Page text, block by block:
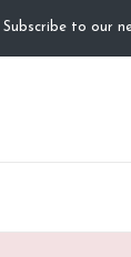
Subscribe to our